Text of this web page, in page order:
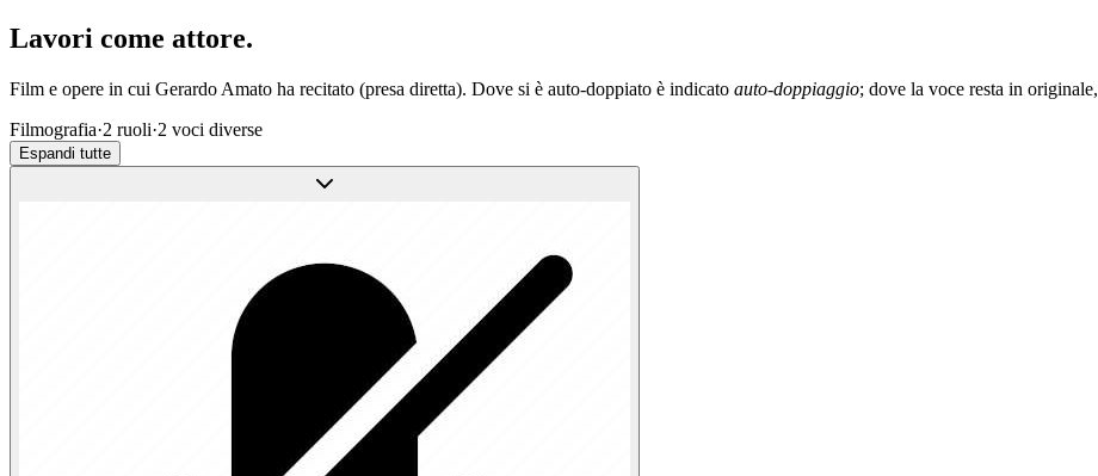
Lavori come attore.
Film e opere in cui Gerardo Amato ha recitato (presa diretta). Dove si è auto-doppiato è indicato auto-doppiaggio; dove la voce resta in originale,
Filmografia·2 ruoli·2 voci diverse
Espandi tutte